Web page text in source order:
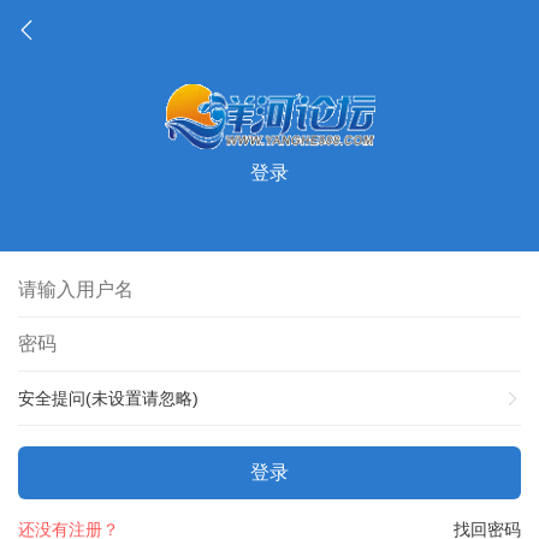
登录
安全提问(未设置请忽略)
登录
找回密码
还没有注册？